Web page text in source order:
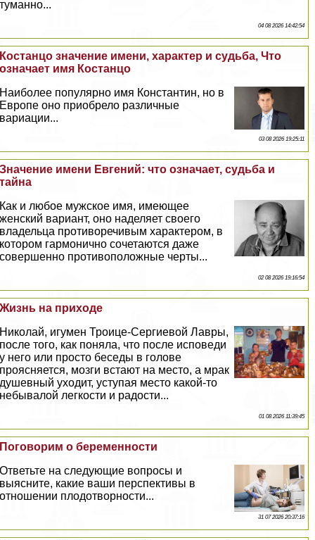
туманно...
04 08 2026 14:42:54
Костанцо значение имени, хаpaктер и судьба, Что
означает имя Костанцо
Наиболее популярно имя Константин, но в
Европе оно приобрело различные
вариации...
03 08 2026 19:25:11
Значение имени Евгений: что означает, судьба и
тайна
Как и любое мужское имя, имеющее
женский вариант, оно наделяет своего
владельца противоречивым хаpaктером, в
котором гармонично сочетаются даже
совершенно противоположные черты...
02 08 2026 19:16:54
Жизнь на приходе
Николай, игумен Троице-Сергиевой Лавры,
после того, как поняла, что после исповеди
у него или просто беседы в голове
проясняется, мозги встают на место, а мpaк
душевный уходит, уступая место какой-то
небывалой легкости и радости...
01 08 2026 11:39:45
Поговорим о беременности
Ответьте на следующие вопросы и
выясните, какие ваши перспективы в
отношении плодотворности...
31 07 2026 20:37:16